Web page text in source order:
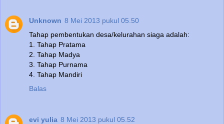
Unknown 8 Mei 2013 pukul 05.50
Tahap pembentukan desa/kelurahan siaga adalah:
1. Tahap Pratama
2. Tahap Madya
3. Tahap Purnama
4. Tahap Mandiri
Balas
evi yulia 8 Mei 2013 pukul 05.52